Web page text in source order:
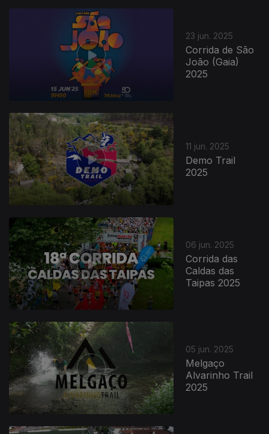
23 jun. 2025
Corrida de São
João (Gaia)
2025
11 jun. 2025
Demo Trail
2025
06 jun. 2025
Corrida das
Caldas das
Taipas 2025
05 jun. 2025
Melgaço
Alvarinho Trail
2025
855475